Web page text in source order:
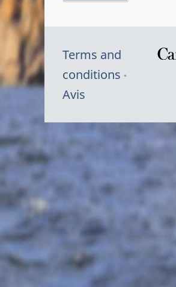
Terms and
conditions
Avis